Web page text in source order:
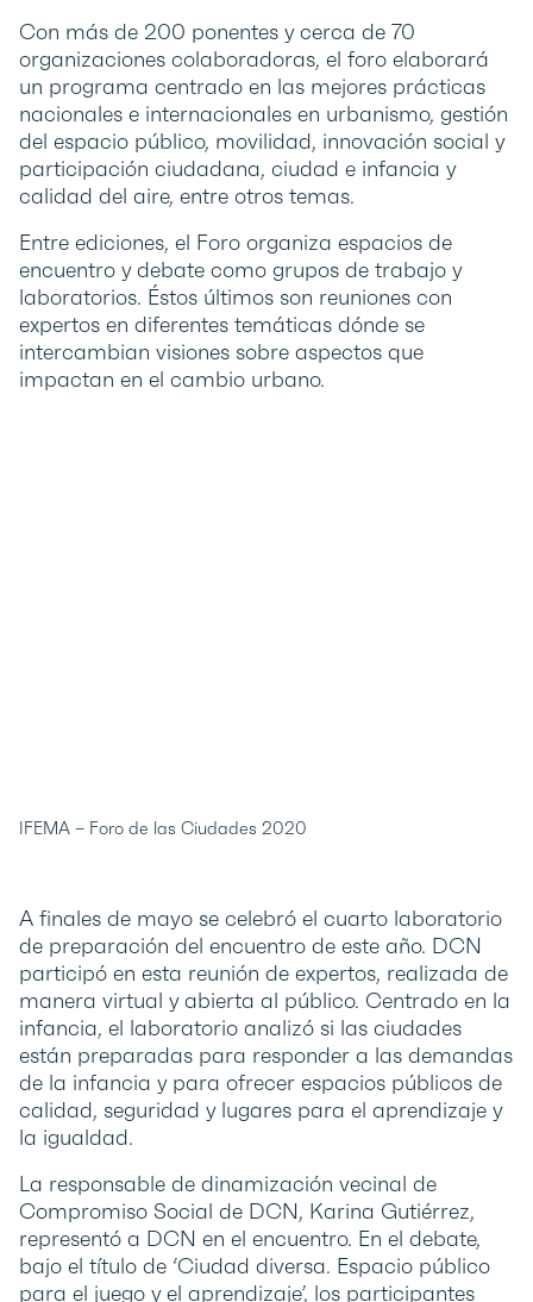
Con más de 200 ponentes y cerca de 70
organizaciones colaboradoras, el foro elaborará
un programa centrado en las mejores prácticas
nacionales e internacionales en urbanismo, gestión
del espacio público, movilidad, innovación social y
participación ciudadana, ciudad e infancia y
calidad del aire, entre otros temas.
Entre ediciones, el Foro organiza espacios de
encuentro y debate como grupos de trabajo y
laboratorios. Éstos últimos son reuniones con
expertos en diferentes temáticas dónde se
intercambian visiones sobre aspectos que
impactan en el cambio urbano.
IFEMA – Foro de las Ciudades 2020
A finales de mayo se celebró el cuarto laboratorio
de preparación del encuentro de este año. DCN
participó en esta reunión de expertos, realizada de
manera virtual y abierta al público. Centrado en la
infancia, el laboratorio analizó si las ciudades
están preparadas para responder a las demandas
de la infancia y para ofrecer espacios públicos de
calidad, seguridad y lugares para el aprendizaje y
la igualdad.
La responsable de dinamización vecinal de
Compromiso Social de DCN, Karina Gutiérrez,
representó a DCN en el encuentro. En el debate,
bajo el título de ‘Ciudad diversa. Espacio público
para el juego y el aprendizaje’, los participantes